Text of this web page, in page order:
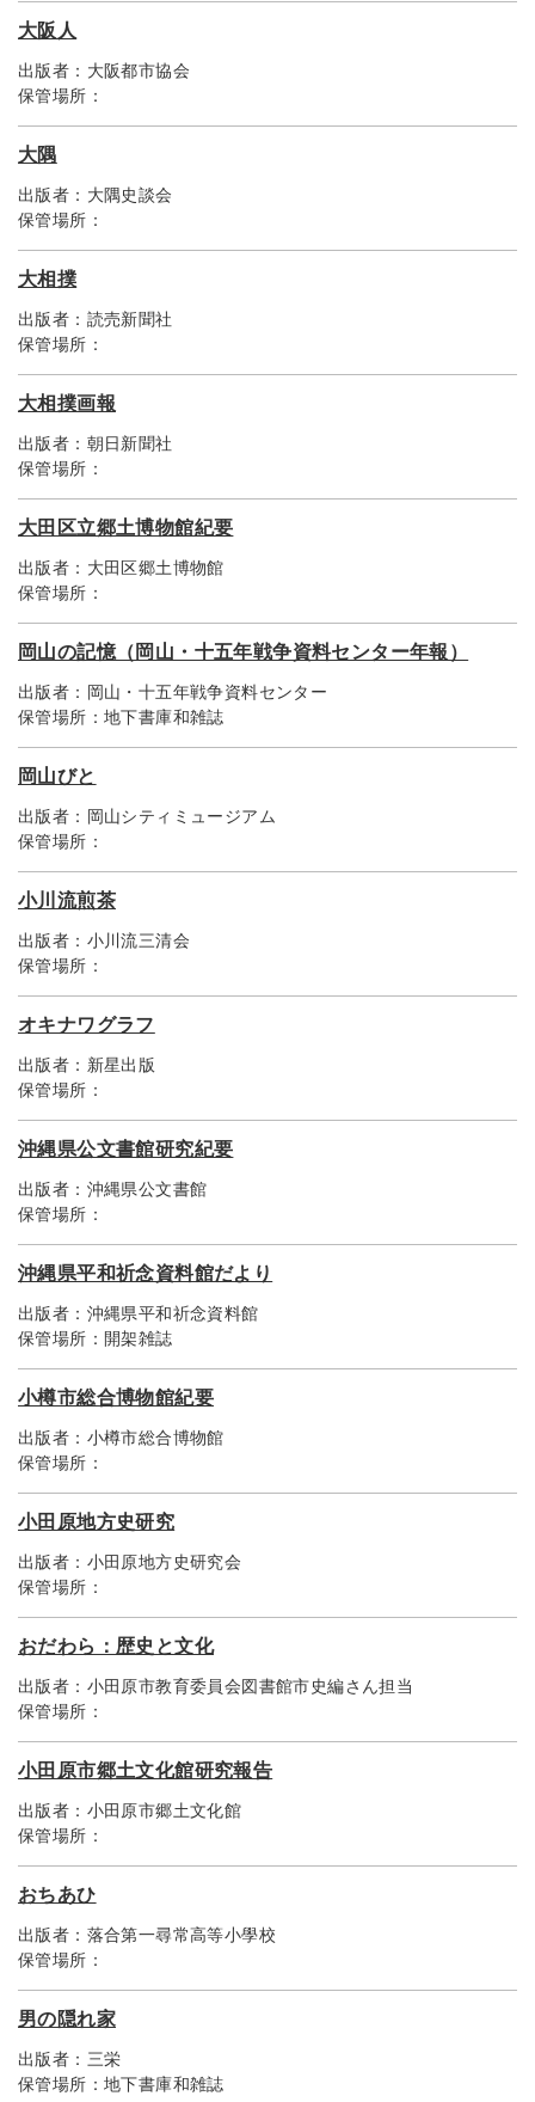
大阪人
出版者： 大阪都市協会
保管場所：
大隅
出版者： 大隅史談会
保管場所：
大相撲
出版者： 読売新聞社
保管場所：
大相撲画報
出版者： 朝日新聞社
保管場所：
大田区立郷土博物館紀要
出版者： 大田区郷土博物館
保管場所：
岡山の記憶（岡山・十五年戦争資料センター年報）
出版者： 岡山・十五年戦争資料センター
保管場所： 地下書庫和雑誌
岡山びと
出版者： 岡山シティミュージアム
保管場所：
小川流煎茶
出版者： 小川流三清会
保管場所：
オキナワグラフ
出版者： 新星出版
保管場所：
沖縄県公文書館研究紀要
出版者： 沖縄県公文書館
保管場所：
沖縄県平和祈念資料館だより
出版者： 沖縄県平和祈念資料館
保管場所： 開架雑誌
小樽市総合博物館紀要
出版者： 小樽市総合博物館
保管場所：
小田原地方史研究
出版者： 小田原地方史研究会
保管場所：
おだわら：歴史と文化
出版者： 小田原市教育委員会図書館市史編さん担当
保管場所：
小田原市郷土文化館研究報告
出版者： 小田原市郷土文化館
保管場所：
おちあひ
出版者： 落合第一尋常高等小學校
保管場所：
男の隠れ家
出版者： 三栄
保管場所： 地下書庫和雑誌